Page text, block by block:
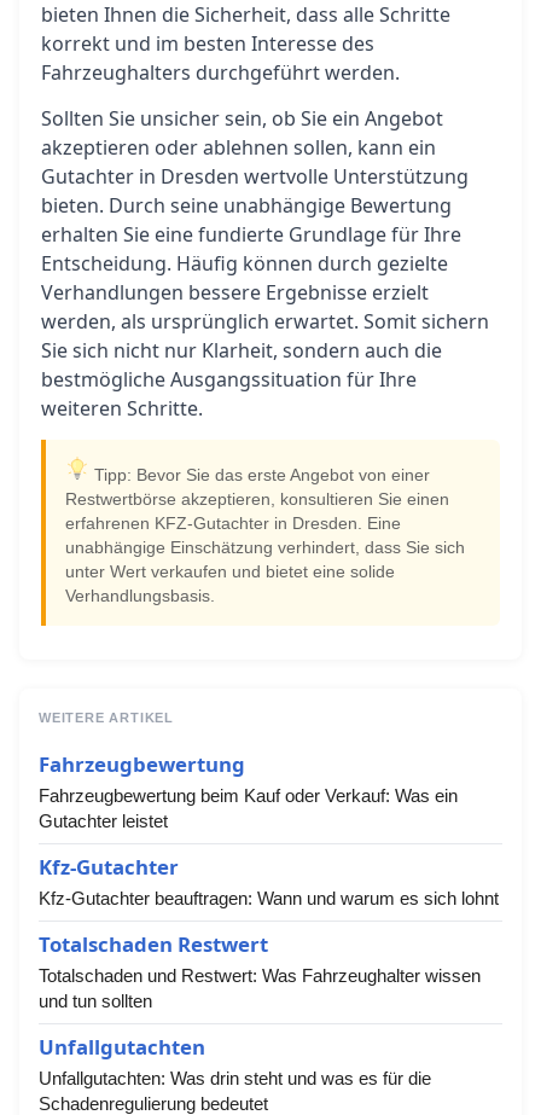
bieten Ihnen die Sicherheit, dass alle Schritte
korrekt und im besten Interesse des
Fahrzeughalters durchgeführt werden.
Sollten Sie unsicher sein, ob Sie ein Angebot
akzeptieren oder ablehnen sollen, kann ein
Gutachter in Dresden wertvolle Unterstützung
bieten. Durch seine unabhängige Bewertung
erhalten Sie eine fundierte Grundlage für Ihre
Entscheidung. Häufig können durch gezielte
Verhandlungen bessere Ergebnisse erzielt
werden, als ursprünglich erwartet. Somit sichern
Sie sich nicht nur Klarheit, sondern auch die
bestmögliche Ausgangssituation für Ihre
weiteren Schritte.
Tipp: Bevor Sie das erste Angebot von einer
Restwertbörse akzeptieren, konsultieren Sie einen
erfahrenen KFZ-Gutachter in Dresden. Eine
unabhängige Einschätzung verhindert, dass Sie sich
unter Wert verkaufen und bietet eine solide
Verhandlungsbasis.
WEITERE ARTIKEL
Fahrzeugbewertung
Fahrzeugbewertung beim Kauf oder Verkauf: Was ein
Gutachter leistet
Kfz-Gutachter
Kfz-Gutachter beauftragen: Wann und warum es sich lohnt
Totalschaden Restwert
Totalschaden und Restwert: Was Fahrzeughalter wissen
und tun sollten
Unfallgutachten
Unfallgutachten: Was drin steht und was es für die
Schadenregulierung bedeutet